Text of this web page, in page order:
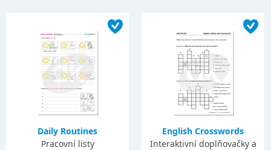
Daily Routines
Pracovní listy
English Crosswords
Interaktivní doplňovačky a